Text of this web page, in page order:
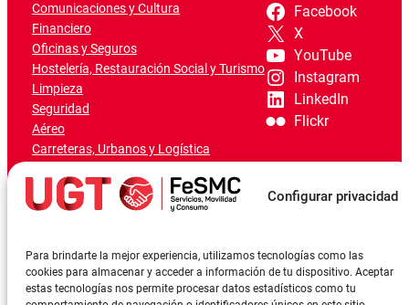
Configurar privacidad
Para brindarte la mejor experiencia, utilizamos tecnologías como las
cookies para almacenar y acceder a información de tu dispositivo. Aceptar
estas tecnologías nos permite procesar datos estadísticos como tu
Comunicaciones y Cultura
Financiero
Oficinas y Seguros
Hostelería, Restauración Social y Turismo
Limpieza
Seguridad
Aéreo
Carreteras, Urbanos y Logística
Marítimo-Portuario
Facebook
X
YouTube
Instagram
LinkedIn
Flickr